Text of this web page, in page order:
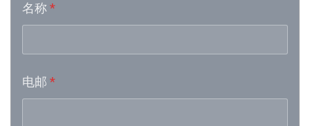
Week 21│2026-5-23
Week 18│2026-5-2
名称 *
电邮 *